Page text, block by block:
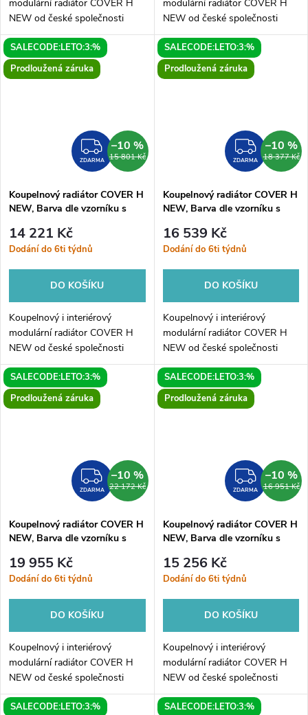
modulární radiátor COVER H
NEW od české společnosti
HOPA. Elegantní radiátor je
dostupný v mnoha variantách.
COVER H NEW je originální
radiátor...
modulární radiátor COVER H
NEW od české společnosti
HOPA. Elegantní radiátor je
dostupný v mnoha variantách.
COVER H NEW je originální
radiátor...
SALECODE:LETO:3:%
Prodloužená záruka
ZDARMA
ZDARMA 15 801 Kč
–10 %
Koupelnový radiátor COVER H
NEW, Barva dle vzorníku s
Boční 240 mm
14 221 Kč
Dodání do 6ti týdnů
DO KOŠÍKU
Koupelnový i interiérový
modulární radiátor COVER H
NEW od české společnosti
HOPA. Elegantní radiátor je
dostupný v mnoha variantách.
COVER H NEW je originální
radiátor...
SALECODE:LETO:3:%
Prodloužená záruka
ZDARMA 18 377 Kč
–10 %
Koupelnový radiátor COVER H
NEW, Barva dle vzorníku s
Boční 372 mm
16 539 Kč
Dodání do 6ti týdnů
DO KOŠÍKU
Koupelnový i interiérový
modulární radiátor COVER H
NEW od české společnosti
HOPA. Elegantní radiátor je
dostupný v mnoha variantách.
COVER H NEW je originální
radiátor...
SALECODE:LETO:3:%
Prodloužená záruka
ZDARMA
ZDARMA 22 172 Kč
–10 %
Koupelnový radiátor COVER H
NEW, Barva dle vzorníku s
Boční 500 mm
19 955 Kč
Dodání do 6ti týdnů
DO KOŠÍKU
Koupelnový i interiérový
modulární radiátor COVER H
NEW od české společnosti
HOPA. Elegantní radiátor je
dostupný v mnoha variantách.
SALECODE:LETO:3:%
Prodloužená záruka
ZDARMA 16 951 Kč
–10 %
Koupelnový radiátor COVER H
NEW, Barva dle vzorníku s
Boční 240 mm
15 256 Kč
Dodání do 6ti týdnů
DO KOŠÍKU
Koupelnový i interiérový
modulární radiátor COVER H
NEW od české společnosti
HOPA. Elegantní radiátor je
dostupný v mnoha variantách.
SALECODE:LETO:3:%
SALECODE:LETO:3:%